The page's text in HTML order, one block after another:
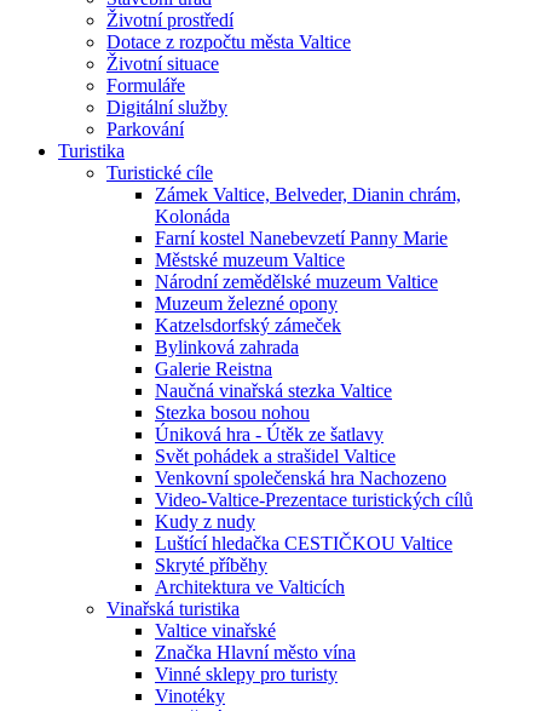
Životní prostředí
Dotace z rozpočtu města Valtice
Životní situace
Formuláře
Digitální služby
Parkování
Turistika
Turistické cíle
Zámek Valtice, Belveder, Dianin chrám,
Kolonáda
Farní kostel Nanebevzetí Panny Marie
Městské muzeum Valtice
Národní zemědělské muzeum Valtice
Muzeum železné opony
Katzelsdorfský zámeček
Bylinková zahrada
Galerie Reistna
Naučná vinařská stezka Valtice
Stezka bosou nohou
Úniková hra - Útěk ze šatlavy
Svět pohádek a strašidel Valtice
Venkovní společenská hra Nachozeno
Video-Valtice-Prezentace turistických cílů
Kudy z nudy
Luštící hledačka CESTIČKOU Valtice
Skryté příběhy
Architektura ve Valticích
Vinařská turistika
Valtice vinařské
Značka Hlavní město vína
Vinné sklepy pro turisty
Vinotéky